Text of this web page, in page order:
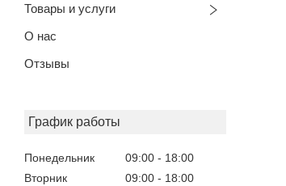
Товары и услуги
О нас
Отзывы
График работы
Понедельник 09:00
18:00
Вторник
09:00
18:00